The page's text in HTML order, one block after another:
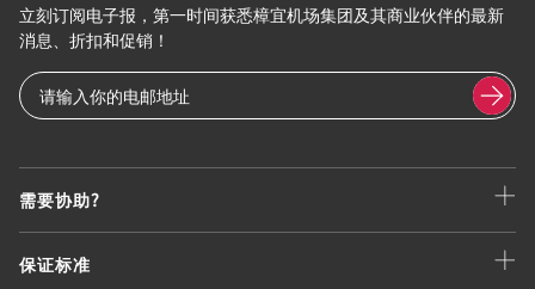
需要协助?
保证标准
立刻订阅电子报，第一时间获悉樟宜机场集团及其商业伙伴的最新
消息、折扣和促销！